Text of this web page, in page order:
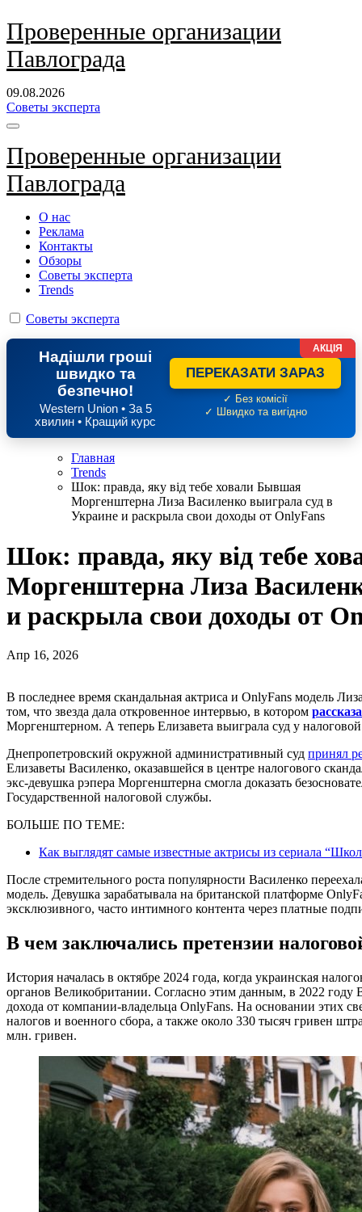
Перейти
к
содержанию
Проверенные организации
Павлограда
09.08.2026
Советы эксперта
Проверенные организации
Павлограда
О нас
Реклама
Контакты
Обзоры
Советы эксперта
Trends
Советы эксперта
Надішли гроші
швидко та
безпечно!
Western Union • За 5
хвилин • Кращий курс
ПЕРЕКАЗАТИ ЗАРАЗ
✓ Без комісії
✓ Швидко та вигідно
АКЦІЯ
Главная
Trends
Шок: правда, яку від тебе ховали Бывшая
Моргенштерна Лиза Василенко выиграла суд в
Украине и раскрыла свои доходы от OnlyFans
Шок: правда, яку від тебе
Моргенштерна Лиза
и раскрыла свои доходы от
Апр 16, 2026
В последнее время скандальная актриса и OnlyFans модель Лиза Василенко в центре общественного внимания. Дело в
том, что звезда дала откровенное интервью, в котором
Моргенштерном. А теперь Елизавета выиграла суд у
Днепропетровский окружной административный суд принял
Елизаветы Василенко, оказавшейся в центре налогового
экс-девушка рэпера Моргенштерна смогла доказать
Государственной налоговой службы.
БОЛЬШЕ ПО ТЕМЕ:
Как выглядят самые известные актрисы из сериала
После стремительного роста популярности Василенко
модель. Девушка зарабатывала на британской платформе
эксклюзивного, часто интимного контента через платные
В чем заключались претензии
История началась в октябре 2024 года, когда украинская
органов Великобритании. Согласно этим данным, в 2022 году
дохода от компании-владельца OnlyFans. На основании этих
налогов и военного сбора, а также около 330 тысяч гривен
млн. гривен.